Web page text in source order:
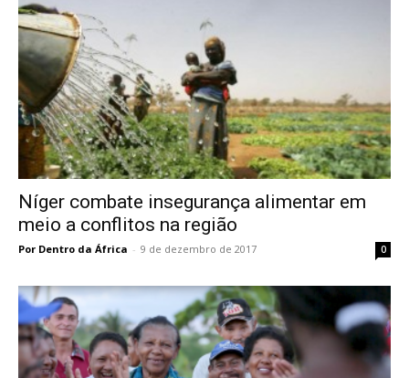
Níger combate insegurança alimentar em
meio a conflitos na região
Por Dentro da África - 9 de dezembro de 2017 0